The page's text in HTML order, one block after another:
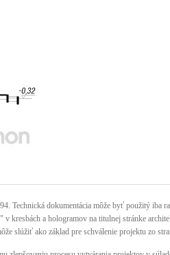
Technická dokumentácia môže byť použitý iba
kresbách a hologramov na titulnej stránke
slúžiť ako základ pre schválenie projektu zo